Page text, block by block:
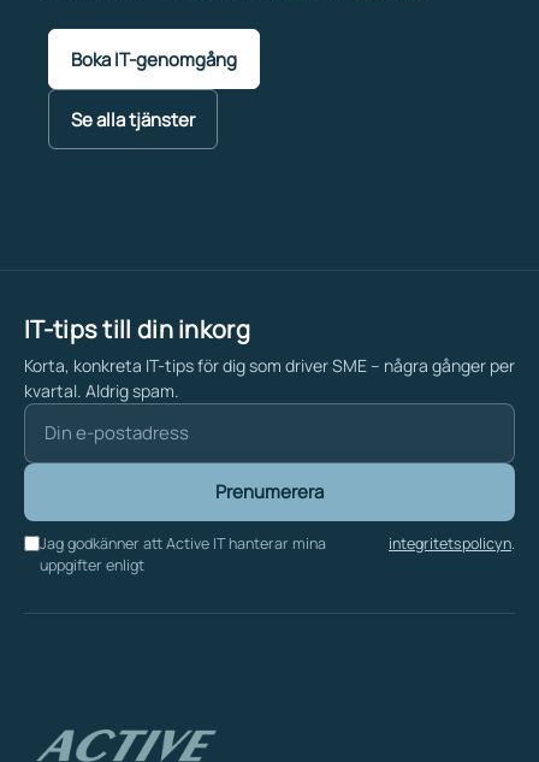
Boka IT-genomgång
Se alla tjänster
IT-tips till din inkorg
Korta, konkreta IT-tips för dig som driver SME – några gånger per
kvartal. Aldrig spam.
Prenumerera
Jag godkänner att Active IT hanterar mina
uppgifter enligt
integritetspolicyn.